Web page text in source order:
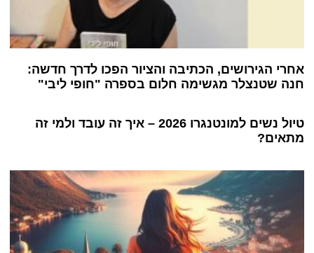
אחרי הגירושים, הכתיבה והציור הפכו לדרך חדשה:
חנה שטנצלר מגשימה חלום בספרה "חופי ליבי"
טיול נשים למונטנגרו 2026 – איך זה עובד ולמי זה
מתאים?